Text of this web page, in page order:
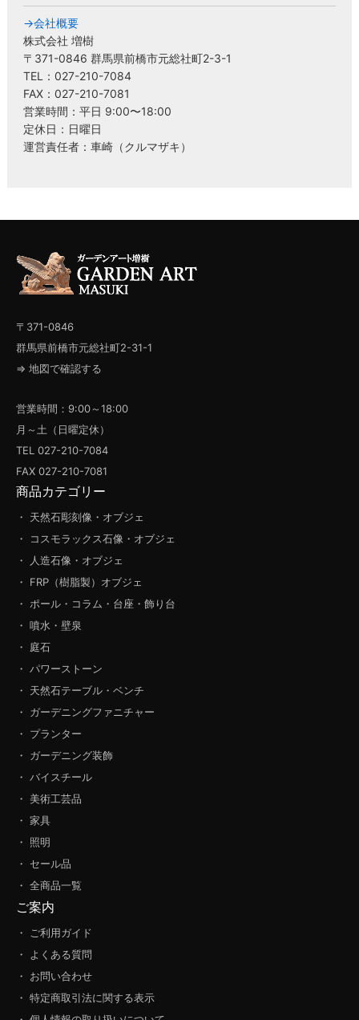
→会社概要
株式会社 増樹
〒371-0846 群馬県前橋市元総社町2-3-1
TEL：027-210-7084
FAX：027-210-7081
営業時間：平日 9:00〜18:00
定休日：日曜日
運営責任者：車崎（クルマザキ）
〒371-0846
群馬県前橋市元総社町2-31-1
⇒ 地図で確認する
営業時間：9:00～18:00
月～土（日曜定休）
TEL 027-210-7084
FAX 027-210-7081
商品カテゴリー
・ 天然石彫刻像・オブジェ
・ コスモラックス石像・オブジェ
・ 人造石像・オブジェ
・ FRP（樹脂製）オブジェ
・ ポール・コラム・台座・飾り台
・ 噴水・壁泉
・ 庭石
・ パワーストーン
・ 天然石テーブル・ベンチ
・ ガーデニングファニチャー
・ プランター
・ ガーデニング装飾
・ バイスチール
・ 美術工芸品
・ 家具
・ 照明
・ セール品
・ 全商品一覧
ご案内
・ ご利用ガイド
・ よくある質問
・ お問い合わせ
・ 特定商取引法に関する表示